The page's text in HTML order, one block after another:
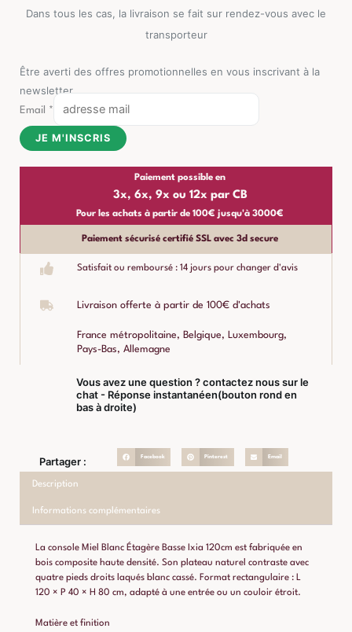
Dans tous les cas, la livraison se fait sur rendez-vous avec le
transporteur
Être averti des offres promotionnelles en vous inscrivant à la
newsletter
Email *
JE M'INSCRIS
Paiement possible en
3x, 6x, 9x ou 12x par CB
Pour les achats à partir de 100€ jusqu'à 3000€
Paiement sécurisé certifié SSL avec 3d secure
Satisfait ou remboursé : 14 jours pour changer d'avis
Livraison offerte à partir de 100€ d'achats
France métropolitaine, Belgique, Luxembourg,
Pays-Bas, Allemagne
Vous avez une question ? contactez nous sur le
chat - Réponse instantanéen(bouton rond en
bas à droite)
Partager : Facebook Pinterest Email
Description
Informations complémentaires
La console Miel Blanc Étagère Basse Ixia 120cm est fabriquée en
bois composite haute densité. Son plateau naturel contraste avec
quatre pieds droits laqués blanc cassé. Format rectangulaire : L
120 × P 40 × H 80 cm, adapté à une entrée ou un couloir étroit.
Matière et finition